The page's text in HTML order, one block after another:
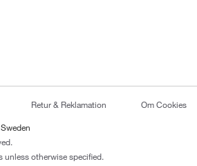
Retur & Reklamation Om Cookies
unless otherwise specified.